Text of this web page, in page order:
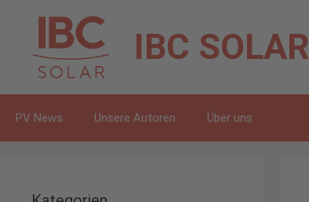
springen
IBC SOLAR
PV News Unsere Autoren Über uns